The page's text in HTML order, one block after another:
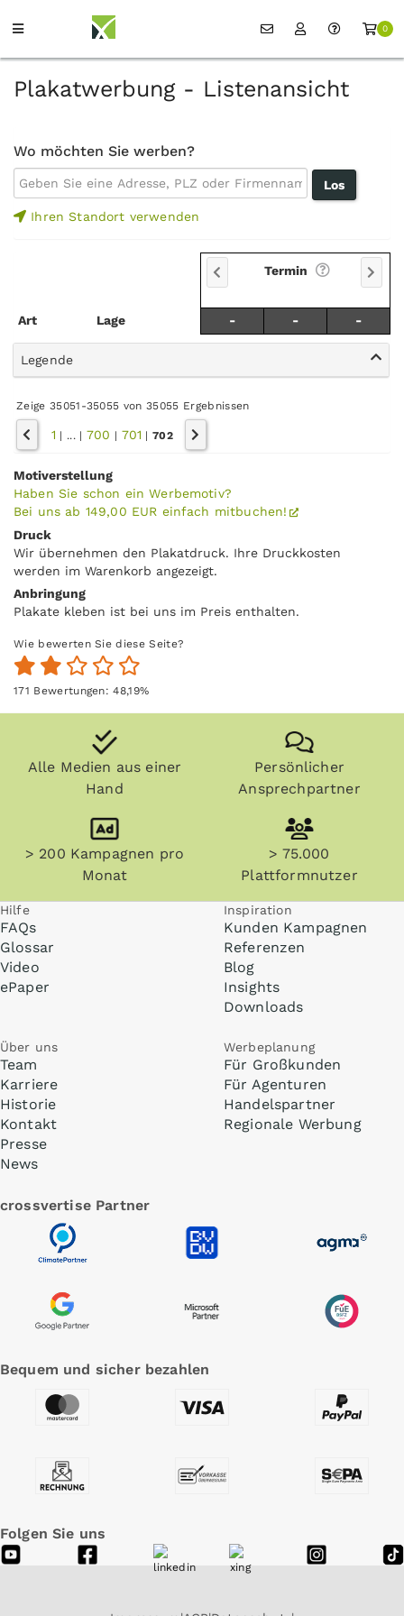
0
Plakatwerbung - Listenansicht
Wo möchten Sie werben?
Ihren Standort verwenden
Art Lage
Termin
- - -
Legende
Zeige 35051-35055 von 35055 Ergebnissen
1 | ... |700 | 701 | 702
Motiverstellung
Haben Sie schon ein Werbemotiv?
Bei uns ab 149,00 EUR einfach mitbuchen!
Druck
Wir übernehmen den Plakatdruck. Ihre Druckkosten
werden im Warenkorb angezeigt.
Anbringung
Plakate kleben ist bei uns im Preis enthalten.
Wie bewerten Sie diese Seite?
171 Bewertungen:48,19%
Alle Medien aus einer
Hand
Persönlicher
Ansprechpartner
> 200 Kampagnen pro
Monat
> 75.000
Plattformnutzer
Hilfe
FAQs
Glossar
Video
ePaper
Inspiration
Kunden Kampagnen
Referenzen
Blog
Insights
Downloads
Über uns
Team
Karriere
Historie
Kontakt
Presse
News
Werbeplanung
Für Großkunden
Für Agenturen
Handelspartner
Regionale Werbung
crossvertise Partner
Bequem und sicher bezahlen
Folgen Sie uns